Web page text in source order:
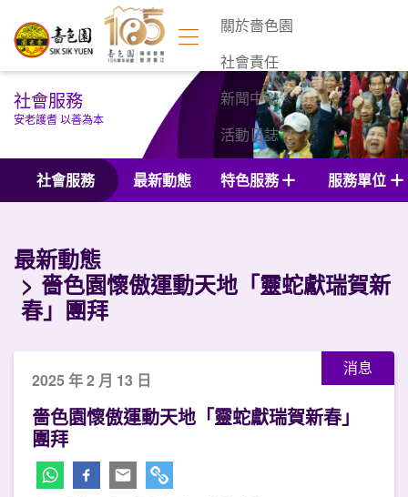
關於嗇色園
社會責任
新聞中心
活動日誌
聯絡我們
社會服務
安老護耆 以善為本
社會服務 最新動態 特色服務 服務單位
最新動態
嗇色園懷傲運動天地「靈蛇獻瑞賀新
春」團拜
消息
2025 年 2 月 13 日
嗇色園懷傲運動天地「靈蛇獻瑞賀新春」
團拜